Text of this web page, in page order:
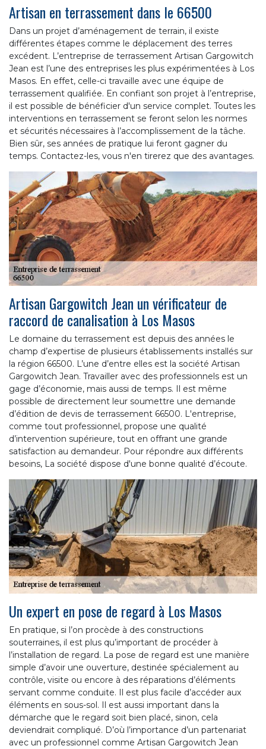
Artisan en terrassement dans le 66500
Dans un projet d’aménagement de terrain, il existe
différentes étapes comme le déplacement des terres
excédent. L’entreprise de terrassement Artisan Gargowitch
Jean est l’une des entreprises les plus expérimentées à Los
Masos. En effet, celle-ci travaille avec une équipe de
terrassement qualifiée. En confiant son projet à l’entreprise,
il est possible de bénéficier d'un service complet. Toutes les
interventions en terrassement se feront selon les normes
et sécurités nécessaires à l’accomplissement de la tâche.
Bien sûr, ses années de pratique lui feront gagner du
temps. Contactez-les, vous n'en tirerez que des avantages.
Artisan Gargowitch Jean un vérificateur de
raccord de canalisation à Los Masos
Le domaine du terrassement est depuis des années le
champ d’expertise de plusieurs établissements installés sur
la région 66500. L’une d’entre elles est la société Artisan
Gargowitch Jean. Travailler avec des professionnels est un
gage d’économie, mais aussi de temps. Il est même
possible de directement leur soumettre une demande
d’édition de devis de terrassement 66500. L'entreprise,
comme tout professionnel, propose une qualité
d’intervention supérieure, tout en offrant une grande
satisfaction au demandeur. Pour répondre aux différents
besoins, La société dispose d'une bonne qualité d’écoute.
Un expert en pose de regard à Los Masos
En pratique, si l’on procède à des constructions
souterraines, il est plus qu’important de procéder à
l’installation de regard. La pose de regard est une manière
simple d’avoir une ouverture, destinée spécialement au
contrôle, visite ou encore à des réparations d’éléments
servant comme conduite. Il est plus facile d’accéder aux
éléments en sous-sol. Il est aussi important dans la
démarche que le regard soit bien placé, sinon, cela
deviendrait compliqué. D’où l’importance d’un partenariat
avec un professionnel comme Artisan Gargowitch Jean